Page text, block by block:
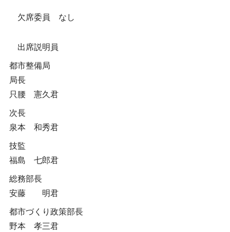
欠席委員 なし
出席説明員
都市整備局
局長
只腰 憲久君
次長
泉本 和秀君
技監
福島 七郎君
総務部長
安藤 明君
都市づくり政策部長
野本 孝三君